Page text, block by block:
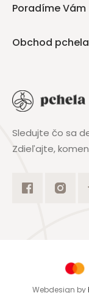
Sledujte čo sa
Zdieľajte,
Poradíme Vám
Obchod pchela
Webdesign by